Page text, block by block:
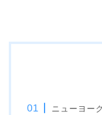
ニューヨー